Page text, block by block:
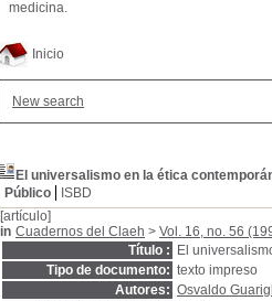
Inicio
New search
El universalismo en la ética
Público
ISBD
[artículo]
in Cuadernos del Claeh > Vol. 16, no. 56
Título :
El
Tipo de documento: texto impreso
Autores: Osvaldo
medicina.